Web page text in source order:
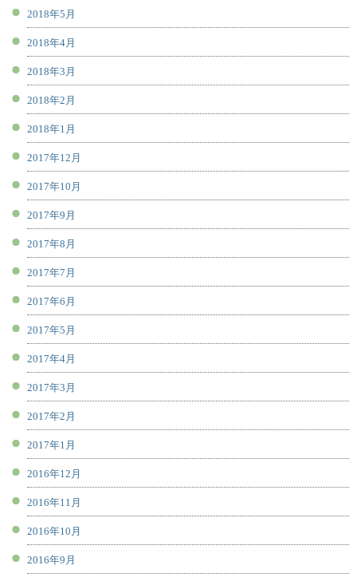
2018年5月
2018年4月
2018年3月
2018年2月
2018年1月
2017年12月
2017年10月
2017年9月
2017年8月
2017年7月
2017年6月
2017年5月
2017年4月
2017年3月
2017年2月
2017年1月
2016年12月
2016年11月
2016年10月
2016年9月